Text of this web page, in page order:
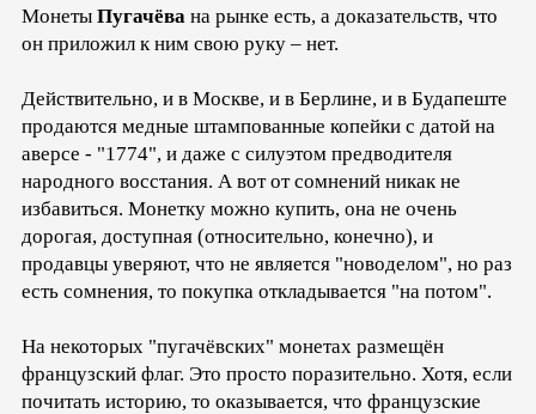
Монеты Пугачёва на рынке есть, а доказательств, что
он приложил к ним свою руку – нет.
Действительно, и в Москве, и в Берлине, и в Будапеште
продаются медные штампованные копейки с датой на
аверсе - "1774", и даже с силуэтом предводителя
народного восстания. А вот от сомнений никак не
избавиться. Монетку можно купить, она не очень
дорогая, доступная (относительно, конечно), и
продавцы уверяют, что не является "новоделом", но раз
есть сомнения, то покупка откладывается "на потом".
На некоторых "пугачёвских" монетах размещён
французский флаг. Это просто поразительно. Хотя, если
почитать историю, то оказывается, что французские